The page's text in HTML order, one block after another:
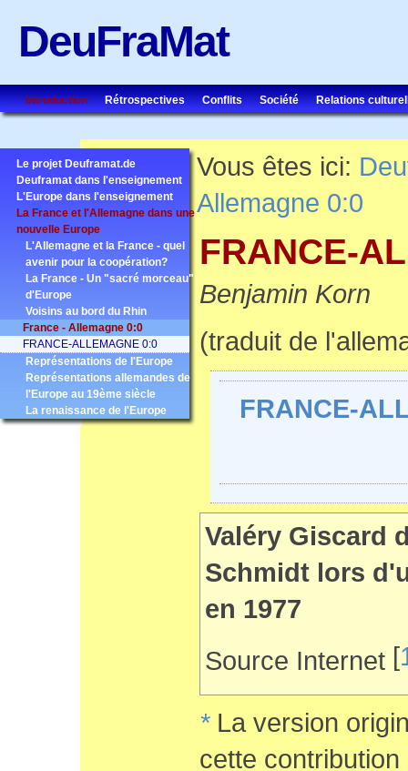
DeuFraMat
Introduction Rétrospectives Conflits Société Relations
Le projet Deuframat.de
Deuframat dans l'enseignement
L'Europe dans l'enseignement
La France et l'Allemagne dans une
nouvelle Europe
L'Allemagne et la France - quel
avenir pour la coopération?
La France - Un "sacré morceau"
d'Europe
Voisins au bord du Rhin
France - Allemagne 0:0
FRANCE-ALLEMAGNE 0:0
Représentations de l'Europe
Représentations allemandes de
l'Europe au 19ème siècle
La renaissance de l'Europe
Vous êtes ici:
Allemagne 0:0
FRANCE-
Benjamin Korn
(traduit de
FRANCE-
Valéry Giscard
Schmidt lors
en 1977
Source Internet [
* La version
cette